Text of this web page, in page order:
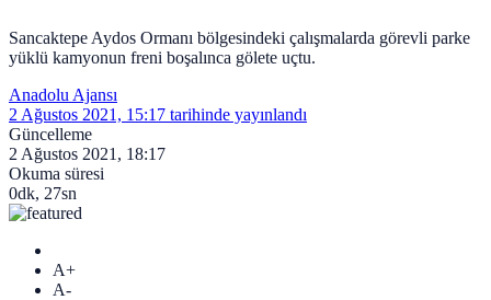
Sancaktepe Aydos Ormanı bölgesindeki çalışmalarda görevli parke
yüklü kamyonun freni boşalınca gölete uçtu.
Anadolu Ajansı
2 Ağustos 2021, 15:17 tarihinde yayınlandı
Güncelleme
2 Ağustos 2021, 18:17
Okuma süresi
0dk, 27sn
A+
A-